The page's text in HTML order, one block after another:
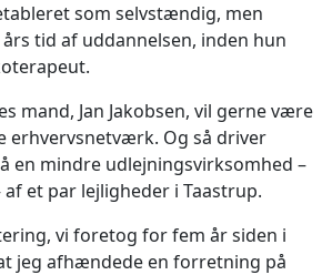
som selvstændig, men
tid af uddannelsen, inden hun
mand, Jan Jakobsen, vil gerne være
erhvervsnetværk. Og så driver
en mindre udlejningsvirksomhed –
et par lejligheder i Taastrup.
vi foretog for fem år siden i
jeg afhændede en forretning på